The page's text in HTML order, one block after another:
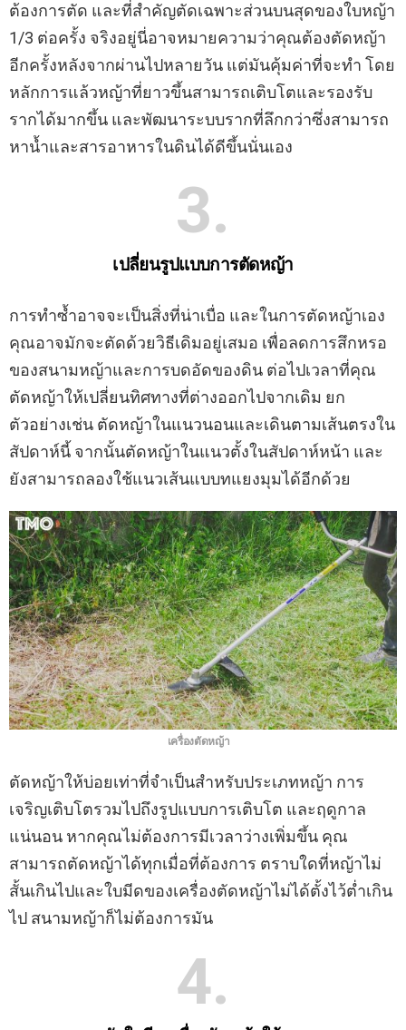
ต้องการตัด และที่สำคัญตัดเฉพาะส่วนบนสุดของใบหญ้า
1/3 ต่อครั้ง จริงอยู่นี่อาจหมายความว่าคุณต้องตัดหญ้า
อีกครั้งหลังจากผ่านไปหลายวัน แต่มันคุ้มค่าที่จะทำ โดย
หลักการแล้วหญ้าที่ยาวขึ้นสามารถเติบโตและรองรับ
รากได้มากขึ้น และพัฒนาระบบรากที่ลึกกว่าซึ่งสามารถ
หาน้ำและสารอาหารในดินได้ดีขึ้นนั่นเอง
3
เปลี่ยนรูปแบบการตัดหญ้า
การทำซ้ำอาจจะเป็นสิ่งที่น่าเบื่อ และในการตัดหญ้าเอง
คุณอาจมักจะตัดด้วยวิธีเดิมอยู่เสมอ เพื่อลดการสึกหรอ
ของสนามหญ้าและการบดอัดของดิน ต่อไปเวลาที่คุณ
ตัดหญ้าให้เปลี่ยนทิศทางที่ต่างออกไปจากเดิม ยก
ตัวอย่างเช่น ตัดหญ้าในแนวนอนและเดินตามเส้นตรงใน
สัปดาห์นี้ จากนั้นตัดหญ้าในแนวตั้งในสัปดาห์หน้า และ
ยังสามารถลองใช้แนวเส้นแบบทแยงมุมได้อีกด้วย
เครื่องตัดหญ้า
ตัดหญ้าให้บ่อยเท่าที่จำเป็นสำหรับประเภทหญ้า การ
เจริญเติบโตรวมไปถึงรูปแบบการเติบโต และฤดูกาล
แน่นอน หากคุณไม่ต้องการมีเวลาว่างเพิ่มขึ้น คุณ
สามารถตัดหญ้าได้ทุกเมื่อที่ต้องการ ตราบใดที่หญ้าไม่
สั้นเกินไปและใบมีดของเครื่องตัดหญ้าไม่ได้ตั้งไว้ต่ำเกิน
ไป สนามหญ้าก็ไม่ต้องการมัน
4